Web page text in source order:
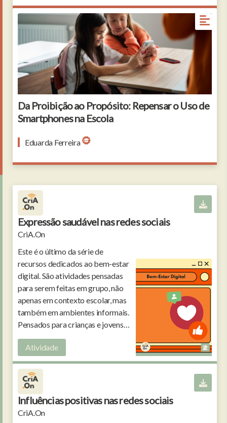
Da Proibição ao Propósito: Repensar o Uso de
Smartphones na Escola
Eduarda Ferreira
Expressão saudável nas redes sociais
CriA.On
Este é o último da série de
recursos dedicados ao bem-estar
digital. São atividades pensadas
para serem feitas em grupo, não
apenas em contexto escolar, mas
também em ambientes informais.
Pensados para crianças e jovens
dos 10 aos 15 anos.
Atividade
Influências positivas nas redes sociais
CriA.On